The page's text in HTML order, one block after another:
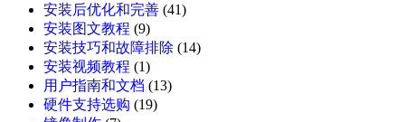
安装后优化和完善 (41)
安装图文教程 (9)
安装技巧和故障排除 (14)
安装视频教程 (1)
用户指南和文档 (13)
硬件支持选购 (19)